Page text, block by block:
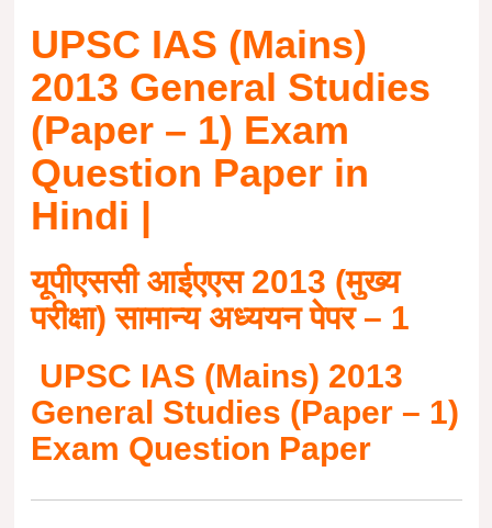
UPSC IAS (Mains)
2013 General Studies
(Paper – 1) Exam
Question Paper in
Hindi |
यूपीएससी आईएएस 2013 (मुख्य
परीक्षा) सामान्य अध्ययन पेपर – 1
UPSC IAS (Mains) 2013
General Studies (Paper – 1)
Exam Question Paper